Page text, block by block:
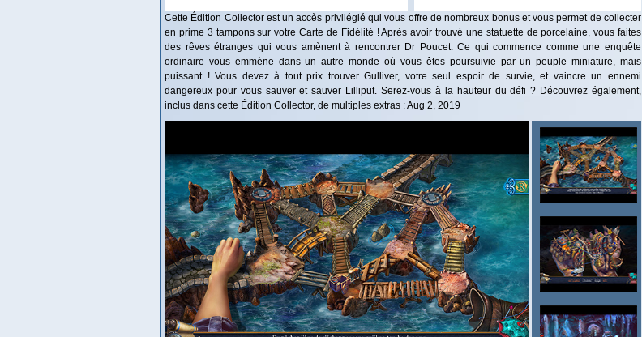
Cette Édition Collector est un accès privilégié qui vous offre de nombreux bonus et vous permet de collecter
en prime 3 tampons sur votre Carte de Fidélité ! Après avoir trouvé une statuette de porcelaine, vous faites
des rêves étranges qui vous amènent à rencontrer Dr Poucet. Ce qui commence comme une enquête
ordinaire vous emmène dans un autre monde où vous êtes poursuivie par un peuple miniature, mais
puissant ! Vous devez à tout prix trouver Gulliver, votre seul espoir de survie, et vaincre un ennemi
dangereux pour vous sauver et sauver Lilliput. Serez-vous à la hauteur du défi ? Découvrez également,
inclus dans cette Édition Collector, de multiples extras : Aug 2, 2019